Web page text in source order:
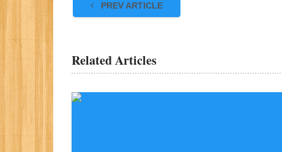
PREV ARTICLE
Related Articles